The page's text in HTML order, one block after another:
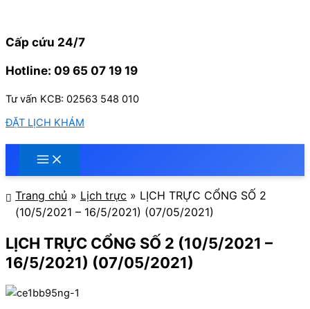
nội
Cấp cứu 24/7
Hotline: 09 65 07 19 19
Tư vấn KCB: 02563 548 010
ĐẶT LỊCH KHÁM
Trang chủ » Lịch trực » LỊCH TRỰC CỔNG SỐ 2
(10/5/2021 – 16/5/2021) (07/05/2021)
LỊCH TRỰC CỔNG SỐ 2 (10/5/2021 –
16/5/2021) (07/05/2021)